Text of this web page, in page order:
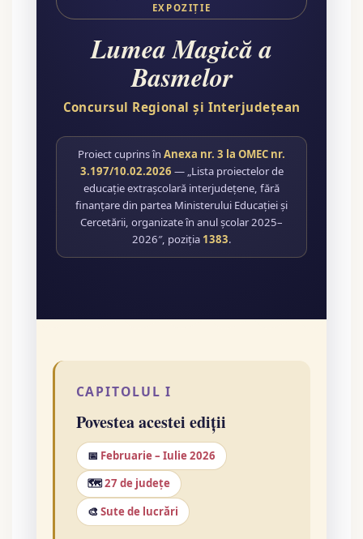
EXPOZIȚIE
Lumea Magică a
Basmelor
Concursul Regional și Interjudețean
Proiect cuprins în Anexa nr. 3 la OMEC nr.
3.197/10.02.2026 — „Lista proiectelor de
educație extrașcolară interjudețene, fără
finanțare din partea Ministerului Educației și
Cercetării, organizate în anul școlar 2025–
2026″, poziția 1383.
CAPITOLUL I
Povestea acestei ediții
📅 Februarie – Iulie 2026
🗺️27 de județe
🎨 Sute de lucrări